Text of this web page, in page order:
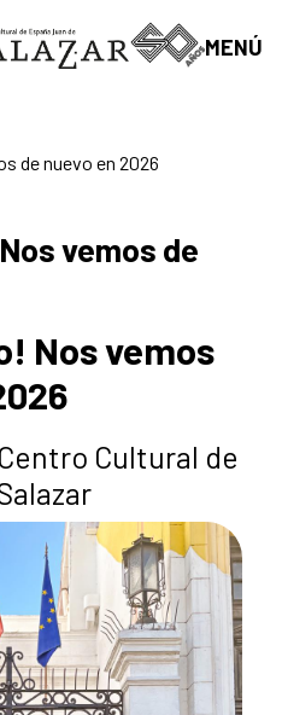
MENÚ
de nuevo en 2026
vemos de
Nos vemos
Cultural de